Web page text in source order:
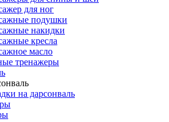
для ног
подушки
накидки
кресла
масло
тренажеры
на дарсонваль